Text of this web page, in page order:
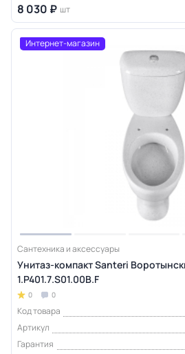
8 030 ₽ шт
Интернет-магазин
Сантехника и аксессуары
Унитаз-компакт Santeri
1.P401.7.S01.00B.F
0 0
Код товара
Артикул
Гарантия